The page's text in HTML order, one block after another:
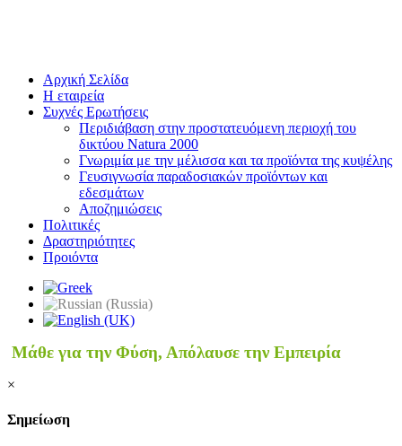
Αρχική Σελίδα
Η εταιρεία
Συχνές Ερωτήσεις
Περιδιάβαση στην προστατευόμενη περιοχή του
δικτύου Natura 2000
Γνωριμία με την μέλισσα και τα προϊόντα της κυψέλης
Γευσιγνωσία παραδοσιακών προϊόντων και
εδεσμάτων
Αποζημιώσεις
Πολιτικές
Δραστηριότητες
Προιόντα
Μάθε για την Φύση, Απόλαυσε την Εμπειρία
×
Σημείωση